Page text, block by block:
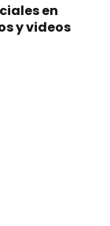
en
y videos